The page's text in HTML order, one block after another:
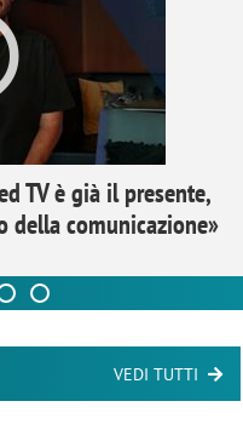
TV è già il presente,
della comunicazione»
VEDI TUTTI